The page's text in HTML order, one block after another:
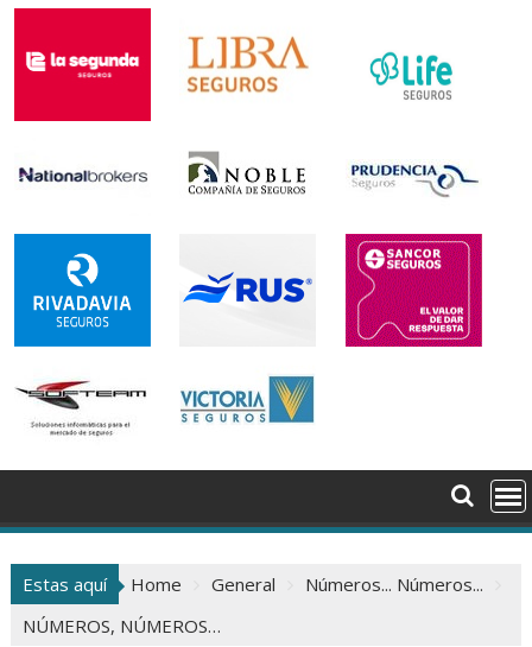
Estas aquí Home General
Números... Números...
NÚMEROS, NÚMEROS…